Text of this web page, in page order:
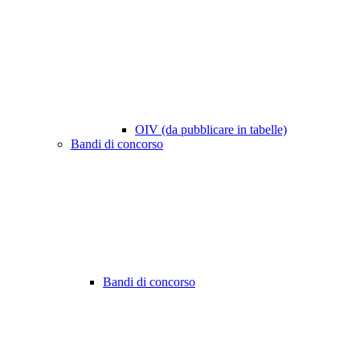
OIV (da pubblicare in tabelle)
Bandi di concorso
Bandi di concorso